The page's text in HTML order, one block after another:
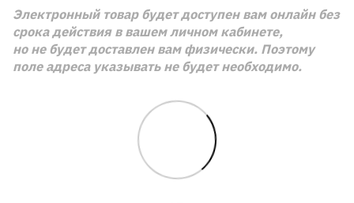
Электронный товар будет доступен вам онлайн без
срока действия в вашем личном кабинете,
но не будет доставлен вам физически. Поэтому
поле адреса указывать не будет необходимо.